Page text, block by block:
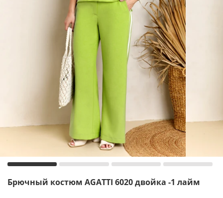
Брючный костюм AGATTI 6020 двойка -1 лайм